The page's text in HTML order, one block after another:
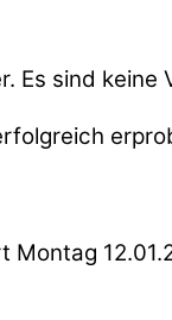
Es sind
Montag